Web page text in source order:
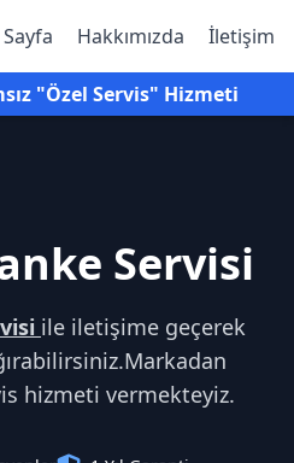
Hakkımızda İletişim
"Özel Servis" Hizmeti
Servisi
ile iletişime geçerek
hizmeti vermekteyiz.